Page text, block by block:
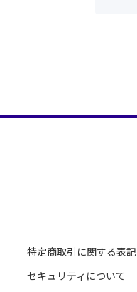
特定商取引に関する表記
セキュリティについて